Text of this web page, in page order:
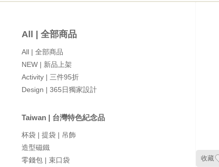
All | 全部商品
All | 全部商品
NEW | 新品上架
Activity | 三件95折
Design | 365日獨家設計
Taiwan | 台灣特色紀念品
杯袋 | 提袋 | 吊飾
造型磁鐵
零錢包 | 束口袋
收藏